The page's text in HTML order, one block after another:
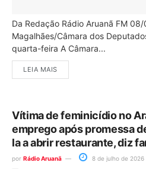
Da Redação Rádio Aruanã FM
Magalhães/Câmara dos
quarta-feira A Câmara...
LEIA MAIS
Vítima de feminicídio no
emprego após promessa
la a abrir restaurante, diz
por Rádio Aruanã 8 de julho de 2026